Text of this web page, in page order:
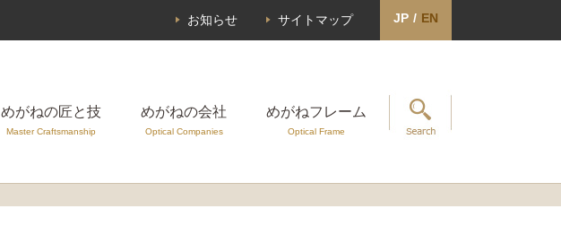
お知らせ サイトマップ JP / EN
めがねの匠と技
Master Craftsmanship
めがねの会社
Optical Companies
めがねフレーム
Optical Frame